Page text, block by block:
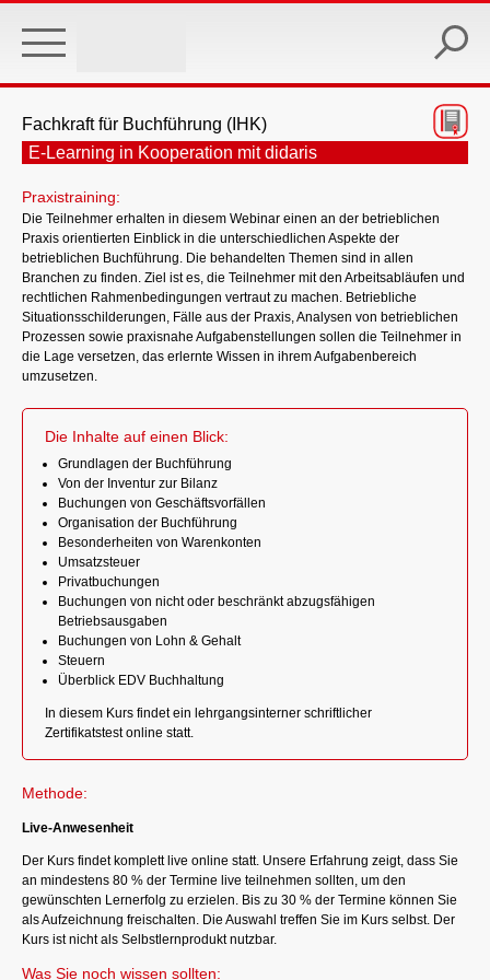
main
Fachkraft für Buchführung (IHK)
E-Learning in Kooperation mit didaris
Praxistraining:
Die Teilnehmer erhalten in diesem Webinar einen an der betrieblichen
Praxis orientierten Einblick in die unterschiedlichen Aspekte der
betrieblichen Buchführung. Die behandelten Themen sind in allen
Branchen zu finden. Ziel ist es, die Teilnehmer mit den Arbeitsabläufen und
rechtlichen Rahmenbedingungen vertraut zu machen. Betriebliche
Situationsschilderungen, Fälle aus der Praxis, Analysen von betrieblichen
Prozessen sowie praxisnahe Aufgabenstellungen sollen die Teilnehmer in
die Lage versetzen, das erlernte Wissen in ihrem Aufgabenbereich
umzusetzen.
Die Inhalte auf einen Blick:
Grundlagen der Buchführung
Von der Inventur zur Bilanz
Buchungen von Geschäftsvorfällen
Organisation der Buchführung
Besonderheiten von Warenkonten
Umsatzsteuer
Privatbuchungen
Buchungen von nicht oder beschränkt abzugsfähigen
Betriebsausgaben
Buchungen von Lohn & Gehalt
Steuern
Überblick EDV Buchhaltung
In diesem Kurs findet ein lehrgangsinterner schriftlicher
Zertifikatstest online statt.
Methode:
Live-Anwesenheit
Der Kurs findet komplett live online statt. Unsere Erfahrung zeigt, dass Sie
an mindestens 80 % der Termine live teilnehmen sollten, um den
gewünschten Lernerfolg zu erzielen. Bis zu 30 % der Termine können Sie
als Aufzeichnung freischalten. Die Auswahl treffen Sie im Kurs selbst. Der
Kurs ist nicht als Selbstlernprodukt nutzbar.
Was Sie noch wissen sollten: